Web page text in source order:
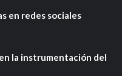
en redes sociales
la instrumentación del